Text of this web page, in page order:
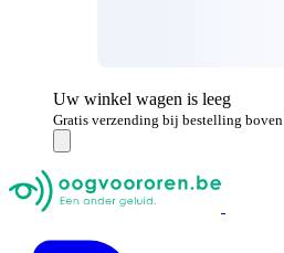
Uw winkel wagen is leeg
Gratis verzending bij bestelling boven